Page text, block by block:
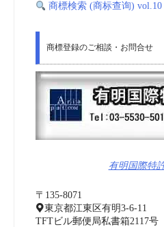
商標検索 (商标查询) vol.10
商標登録のご相談・お問合せ
有明国際特
〒135-8071
東京都江東区有明3-6-11
TFTビル郵便局私書箱2117号